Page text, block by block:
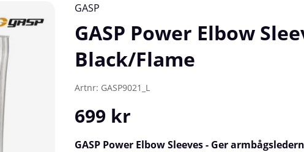
GASP
GASP Power Elbow
Black/Flame
Artnr: GASP9021_L
699 kr
GASP Power Elbow Sleeves - Ger